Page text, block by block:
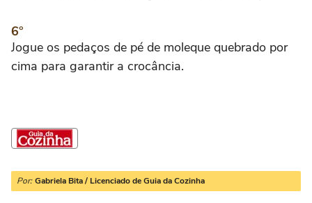
Jogue os pedaços de pé de moleque quebrado por
cima para garantir a crocância.
Por: Gabriela Bita / Licenciado de Guia da Cozinha